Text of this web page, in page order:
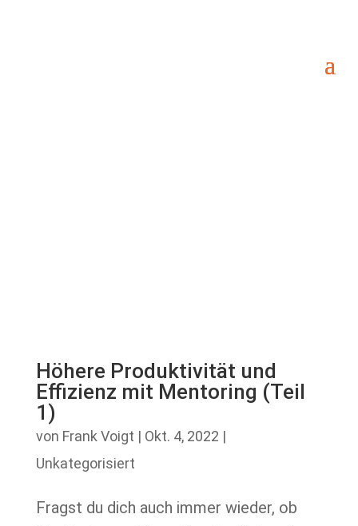
Höhere Produktivität und
Effizienz mit Mentoring (Teil
1)
von Frank Voigt | Okt. 4, 2022 |
Unkategorisiert
Fragst du dich auch immer wieder, ob